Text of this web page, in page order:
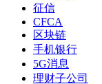
征信
CFCA
区块链
手机银行
5G消息
理财子公司